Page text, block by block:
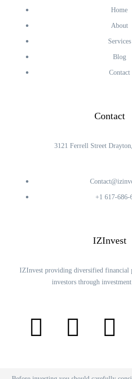
Home
About
Services
Blog
Contact
Contact
3121 Ferrell Street
+1 617-686-
IZInvest
IZInvest providing diversified financial
investors through